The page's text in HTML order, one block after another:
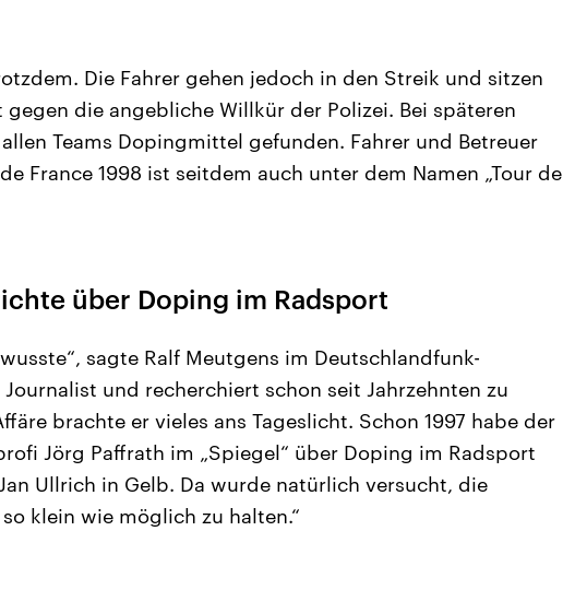
Die Fahrer gehen jedoch in den Streik und sitzen
die angebliche Willkür der Polizei. Bei späteren
Teams Dopingmittel gefunden. Fahrer und Betreuer
France 1998 ist seitdem auch unter dem Namen „Tour de
über Doping im Radsport
sagte Ralf Meutgens im Deutschlandfunk-
und recherchiert schon seit Jahrzehnten zu
brachte er vieles ans Tageslicht. Schon 1997 habe der
Jörg Paffrath im „Spiegel“ über Doping im Radsport
Ullrich in Gelb. Da wurde natürlich versucht, die
klein wie möglich zu halten.“